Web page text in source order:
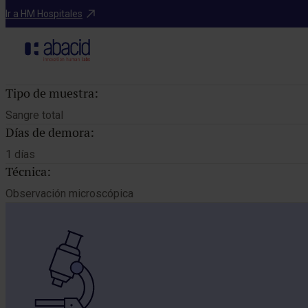
Ir a HM Hospitales
Catálogo de pruebas
Tipo de muestra:
Sangre total
Días de demora:
1 días
Técnica:
Observación microscópica